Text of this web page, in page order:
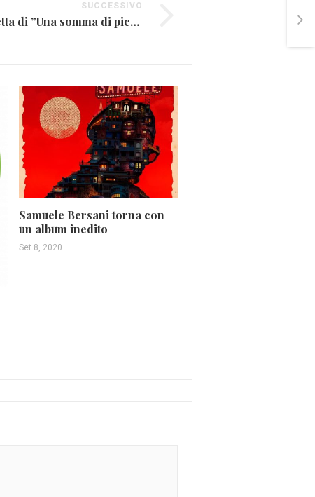
SUCCESSIVO
Niccolò Fabi, la scaletta di ”Una somma di piccole cose tour”
Samuele Bersani torna con
un album inedito
Set 8, 2020